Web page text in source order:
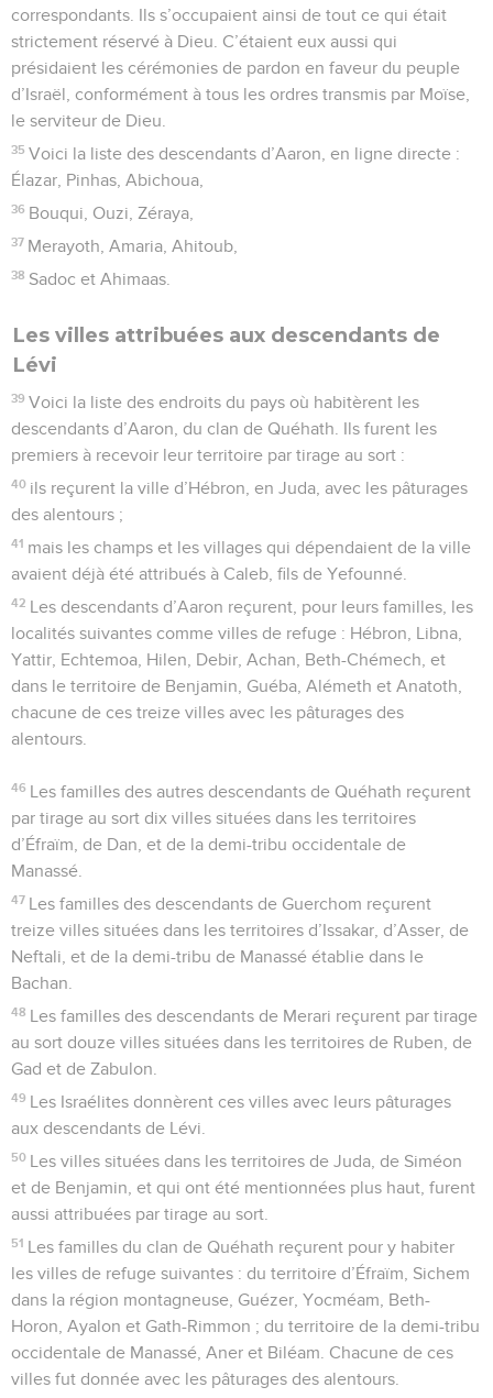
correspondants. Ils s’occupaient ainsi de tout ce qui était
strictement réservé à Dieu. C’étaient eux aussi qui
présidaient les cérémonies de pardon en faveur du peuple
d’Israël, conformément à tous les ordres transmis par Moïse,
le serviteur de Dieu.
35 Voici la liste des descendants d’Aaron, en ligne directe :
Élazar, Pinhas, Abichoua,
36 Bouqui, Ouzi, Zéraya,
37 Merayoth, Amaria, Ahitoub,
38 Sadoc et Ahimaas.
Les villes attribuées aux descendants de
Lévi
39 Voici la liste des endroits du pays où habitèrent les
descendants d’Aaron, du clan de Quéhath. Ils furent les
premiers à recevoir leur territoire par tirage au sort :
40 ils reçurent la ville d’Hébron, en Juda, avec les pâturages
des alentours ;
41 mais les champs et les villages qui dépendaient de la ville
avaient déjà été attribués à Caleb, fils de Yefounné.
42 Les descendants d’Aaron reçurent, pour leurs familles, les
localités suivantes comme villes de refuge : Hébron, Libna,
Yattir, Echtemoa, Hilen, Debir, Achan, Beth-Chémech, et
dans le territoire de Benjamin, Guéba, Alémeth et Anatoth,
chacune de ces treize villes avec les pâturages des
alentours.
46 Les familles des autres descendants de Quéhath reçurent
par tirage au sort dix villes situées dans les territoires
d’Éfraïm, de Dan, et de la demi-tribu occidentale de
Manassé.
47 Les familles des descendants de Guerchom reçurent
treize villes situées dans les territoires d’Issakar, d’Asser, de
Neftali, et de la demi-tribu de Manassé établie dans le
Bachan.
48 Les familles des descendants de Merari reçurent par tirage
au sort douze villes situées dans les territoires de Ruben, de
Gad et de Zabulon.
49 Les Israélites donnèrent ces villes avec leurs pâturages
aux descendants de Lévi.
50 Les villes situées dans les territoires de Juda, de Siméon
et de Benjamin, et qui ont été mentionnées plus haut, furent
aussi attribuées par tirage au sort.
51 Les familles du clan de Quéhath reçurent pour y habiter
les villes de refuge suivantes : du territoire d’Éfraïm, Sichem
dans la région montagneuse, Guézer, Yocméam, Beth-
Horon, Ayalon et Gath-Rimmon ; du territoire de la demi-tribu
occidentale de Manassé, Aner et Biléam. Chacune de ces
villes fut donnée avec les pâturages des alentours.